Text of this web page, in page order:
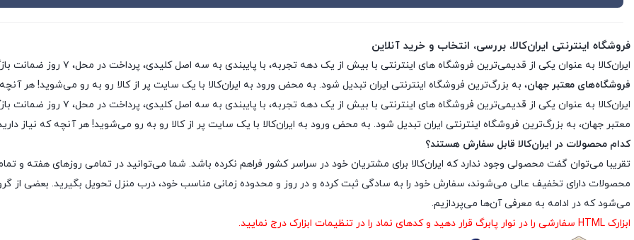
فروشگاه اینترنتی ایران‌کالا، بررسی، انتخاب و خرید آنلاین
ایران‌کالا به عنوان یکی از قدیمی‌ترین فروشگاه های اینترنتی با بیش از یک دهه تجربه، با پایبندی به سه اصل کلیدی، پرداخت در محل، ۷ روز ضمانت بازگشت کالا و تضمین اصل‌بودن کالا، موفق شده تا همگام با
فروشگاه‌های معتبر جهان، به بزرگ‌ترین فروشگاه اینترنتی ایران تبدیل شود. به محض ورود به ایران‌کالا با یک سایت پر از کالا رو به رو می‌شوید! هر
ایران‌کالا به عنوان یکی از
معتبر جهان، به بزرگ‌ترین فروشگاه اینترنتی ایران تبدیل شود. به محض ورود به ایران‌کالا با یک سایت پر از کالا رو به رو می‌شوید! هر آنچه که نیاز
کدام محصولات در ایران‌کالا قابل سفارش هستند؟
تقریبا می‌توان گفت محصولی وجود ندارد که ایران‌کالا برای مشتریان خود در سراسر کشور فراهم نکرده باشد. شما می‌توانید در تمامی روزهای هفته و
محصولات دارای تخفیف عالی می‌شوند، سفارش خود را به سادگی ثبت کرده و در روز و محدوده زمانی مناسب خود، درب منزل تحویل بگیرید. بعضی از
می‌شود که در ادامه به معرفی آن‌ها می‌پردازیم.
ابزارک HTML سفارشی را در نوار پابرگ قرار دهید و کدهای نماد را در تنظیمات ابزارک درج نمایید.